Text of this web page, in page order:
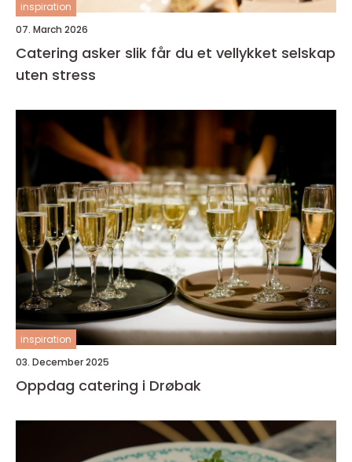
inspiration
07. March 2026
Catering asker slik får du et vellykket selskap
uten stress
inspiration
03. December 2025
Oppdag catering i Drøbak